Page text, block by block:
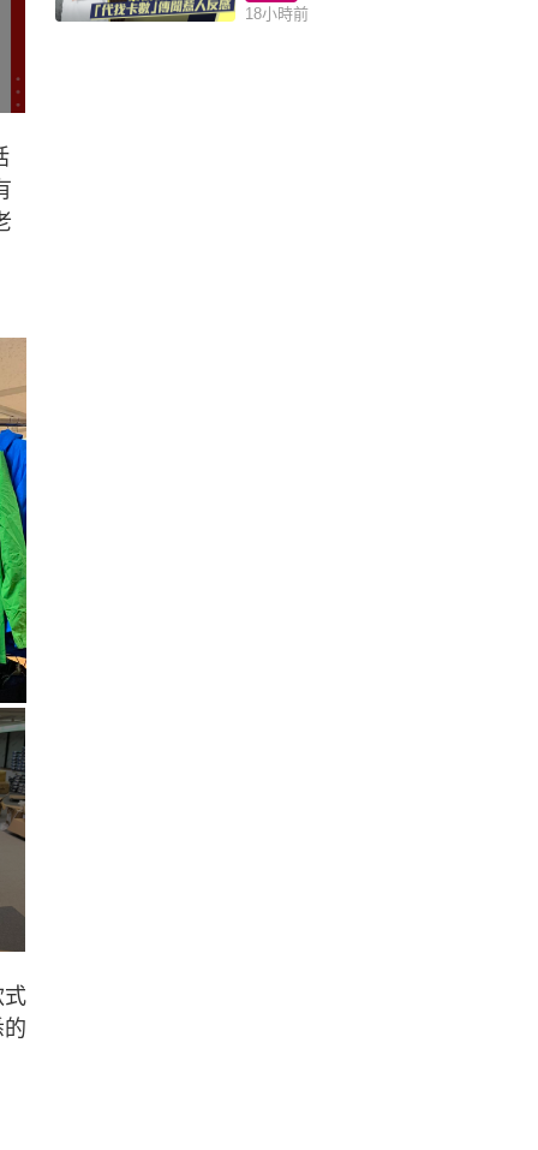
式
18小時前